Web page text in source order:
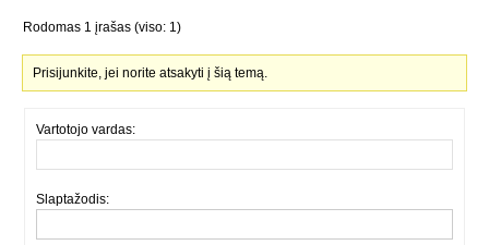
Rodomas 1 įrašas (viso: 1)
Prisijunkite, jei norite atsakyti į šią temą.
Vartotojo vardas:
Slaptažodis: